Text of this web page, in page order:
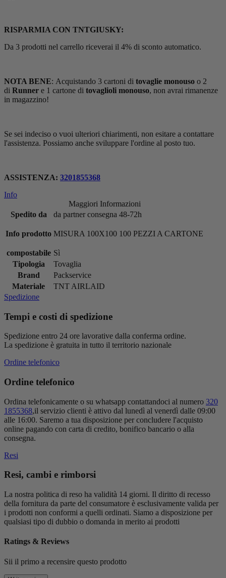
RISPARMIA CON TNTGIUSKY:
Da 3 prodotti nel carrello riceverai il 4% di sconto automatico.
NOTA BENE: Acquistando 3 cartoni di tovaglie monouso o 2
di Runner e 1 cartone di tovaglioli monouso, non avrai rimanenze
in magazzino!
Se sei indeciso o vuoi ulteriori chiarimenti, non esitare a contattare
l'assistenza. Possiamo anche sviluppare l'ordine al posto tuo.
ASSISTENZA: 3201855368
Info
Maggiori Informazioni
Spedito da
da partner consegna 48-72h
Info prodotto MISURA 100X100 100 PEZZI A CARTONE
compostabile Sì
Tipologia
Tovaglia
Brand
Packservice
Materiale
TNT AIRLAID
Spedizione
Tempi e costi di spedizione
Spedizione entro 24 ore lavorative dalla conferma ordine.
La spedizione è gratuita in tutto il territorio nazionale
Ordine telefonico
Ordine telefonico
Ordina telefonicamente o su whatsapp contattandoci al numero 320
1855368,il servizio clienti è attivo dal lunedì al venerdì dalle 09:00
alle 16:00. Saremo a tua disposizione per concludere l'acquisto
online pagando con carta di credito, bonifico bancario o alla
consegna.
Resi
Resi, cambi e rimborsi
La nostra politica di reso ha validità 14 giorni. Il diritto di recesso
della fornitura da parte del consumatore è esclusivamente valida per
i prodotti non conformi a quelli ordinati. Siamo a disposizione per
qualsiasi tipo di dubbio o domanda in merito ai prodotti
Ratings & Reviews
Sii il primo a recensire questo prodotto